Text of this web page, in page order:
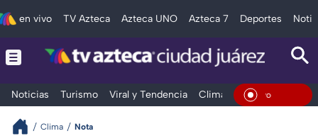
en vivo TV Azteca Azteca UNO Azteca 7 Deportes
Noticias Turismo Viral y Tendencia Clima Deportes En Vivo
Clima Nota